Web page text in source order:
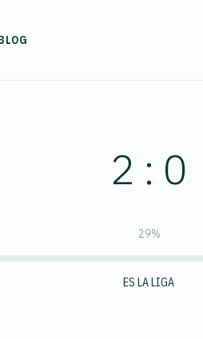
2 : 0
29%
ES LA LIGA